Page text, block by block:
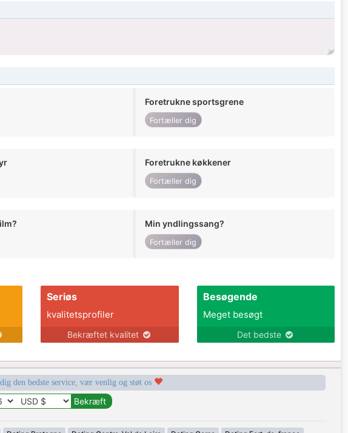
Foretrukne sportsgrene
Fortæller dig
Foretrukne køkkener
Fortæller dig
Min yndlingssang?
Fortæller dig
Seriøs
kvalitetsprofiler
Bekræftet kvalitet
Besøgende
Meget besøgt
Det bedste
den bedste service, vær venlig og støt os